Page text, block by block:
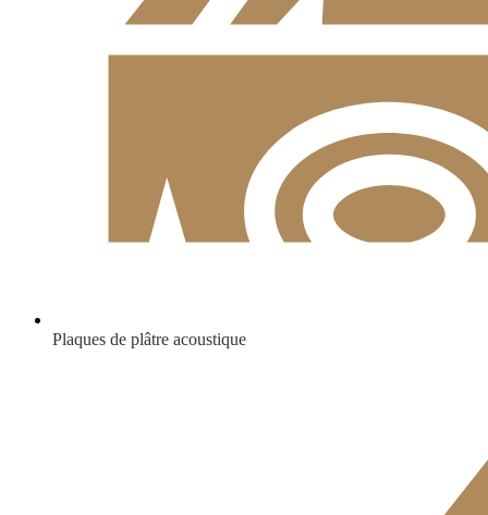
Plaques de plâtre acoustique